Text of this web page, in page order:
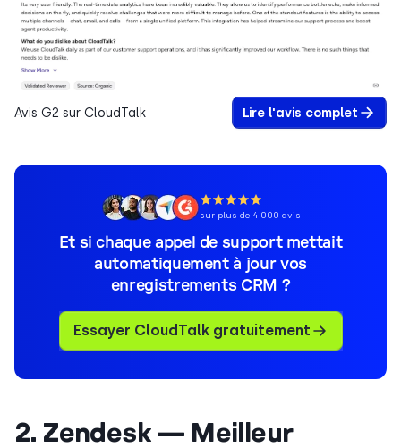
Avis G2 sur CloudTalk Lire l'avis complet
sur plus de 4 000 avis
Et si chaque appel de support mettait
automatiquement à jour vos
enregistrements CRM ?
Essayer CloudTalk gratuitement
2. Zendesk — Meilleur